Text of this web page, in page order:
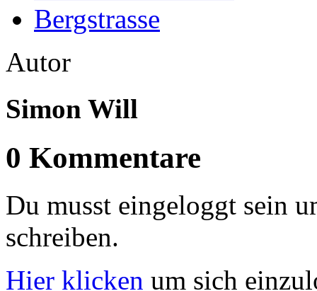
Bergstrasse
Autor
Simon Will
0 Kommentare
Du musst eingeloggt sein
schreiben.
Hier klicken um sich